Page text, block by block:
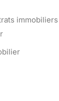
immobiliers